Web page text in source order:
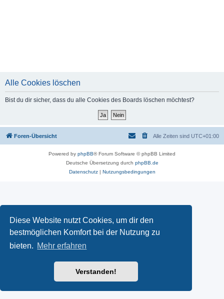
Diese Website nutzt Cookies, um dir den
bestmöglichen Komfort bei der Nutzung zu
bieten. Mehr erfahren
Verstanden!
Alle Cookies löschen
Bist du dir sicher, dass du alle Cookies des Boards löschen möchtest?
Foren-Übersicht Alle Zeiten sind UTC+01:00
Powered by phpBB® Forum Software © phpBB Limited
Deutsche Übersetzung durch phpBB.de
Datenschutz| Nutzungsbedingungen